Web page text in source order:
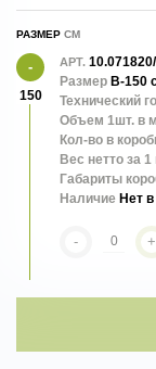
Реалистичное
листьями и
гармонично
РАЗМЕР
150
АРТ.
Размер В-150
Технический
Объем 1шт. в
Кол-во в
Вес нетто за 1
Габариты
Наличие Нет
- +